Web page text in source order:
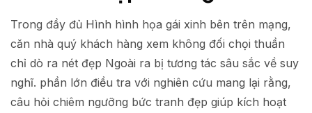
Trong đầy đủ Hình hình họa gái xinh bên trên mạng,
căn nhà quý khách hàng xem không đối chọi thuần
chỉ dò ra nét đẹp Ngoài ra bị tương tác sâu sắc về suy
nghĩ. phần lớn điều tra với nghiên cứu mang lại rằng,
câu hỏi chiêm ngưỡng bức tranh đẹp giúp kích hoạt